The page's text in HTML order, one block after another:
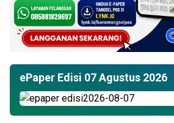
ePaper Edisi 07 Agustus 2026